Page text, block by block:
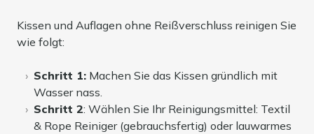
Kissen und Auflagen ohne Reißverschluss reinigen Sie
wie folgt:
Schritt 1: Machen Sie das Kissen gründlich mit
Wasser nass.
Schritt 2: Wählen Sie Ihr Reinigungsmittel: Textil
& Rope Reiniger (gebrauchsfertig) oder lauwarmes